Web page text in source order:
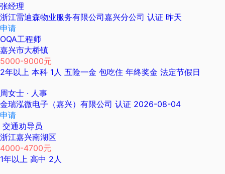
张经理
浙江雷迪森物业服务有限公司嘉兴分公司 认证 昨天
申请
OQA工程师
嘉兴市大桥镇
5000-9000元
2年以上 本科 1人 五险一金 包吃住 年终奖金 法定节假日
周女士 · 人事
金瑞泓微电子（嘉兴）有限公司 认证 2026-08-04
申请
交通劝导员
浙江嘉兴南湖区
4000-4700元
1年以上 高中 2人